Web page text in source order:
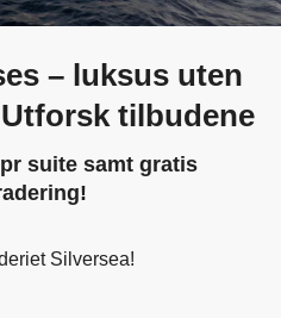
– luksus uten
tilbudene
suite samt gratis
Silversea!